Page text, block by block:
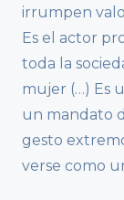
irrumpen
Es el actor
toda la
mujer (…) Es
un mandato
gesto
verse como